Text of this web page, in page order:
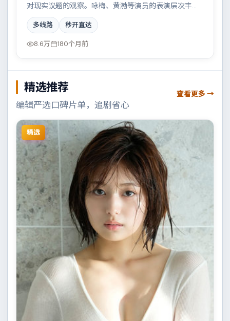
对现实议题的观察。咏梅、黄渤等演员的表演层次丰
富，小人物在时代洪流中的抉择令人唏嘘。全片在类型
元素与人文关怀之间取得平衡。
多线路 秒开直达
8.6万 180个月前
精选推荐
编辑严选口碑片单，追剧省心
查看更多 →
精选